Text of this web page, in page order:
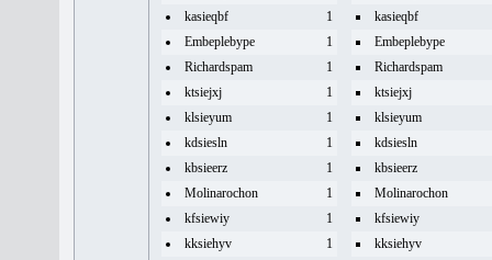
kasieqbf
1
kasieqbf
Embeplebype
1
Embeplebype
Richardspam
1
Richardspam
ktsiejxj
1
ktsiejxj
klsieyum
1
klsieyum
kdsiesln
1
kdsiesln
kbsieerz
1
kbsieerz
Molinarochon
1
Molinarochon
kfsiewiy
1
kfsiewiy
kksiehyv
1
kksiehyv